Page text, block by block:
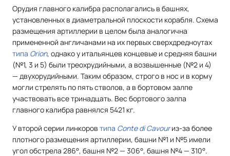
Орудия главного калибра располагались в башнях,
установленных в диаметральной плоскости корабля. Схема
размещения артиллерии в целом была аналогична
примененной англичанами на их первых сверхдредноутах
типа Orion, однако у итальянцев концевые и средняя башни
(№1, 3 и 5) были треохрудийными, а возвышенные (№2 и 4)
— двухорудийными. Таким образом, строго в нос и в корму
могли стрелять по пять стволов, а в бортовом залпе
участвовать все тринадцать. Вес бортового залпа
главного калибра равнялся 5421 кг.
У второй серии линкоров типа Conte di Cavourиз-за более
плотного размещения артиллерии, башни №1 и №5 имели
угол обстрела 286°, башня №2 — 306°, башня №4 — 310°.